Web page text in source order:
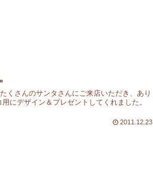
くさんのサンタさんにご来店いただき、あり
にデザイン＆プレゼントしてくれました。
2011.12.23